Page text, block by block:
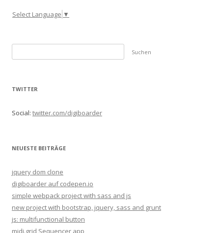
Select Language ▼
u
h
n
c
:
TWITTER
Social: twitter.com/digiboarder
NEUESTE BEITRÄGE
jquery dom clone
digiboarder auf codepen.io
simple webpack project with sass and js
new project with bootstrap, jquery, sass and grunt
js: multifunctional button